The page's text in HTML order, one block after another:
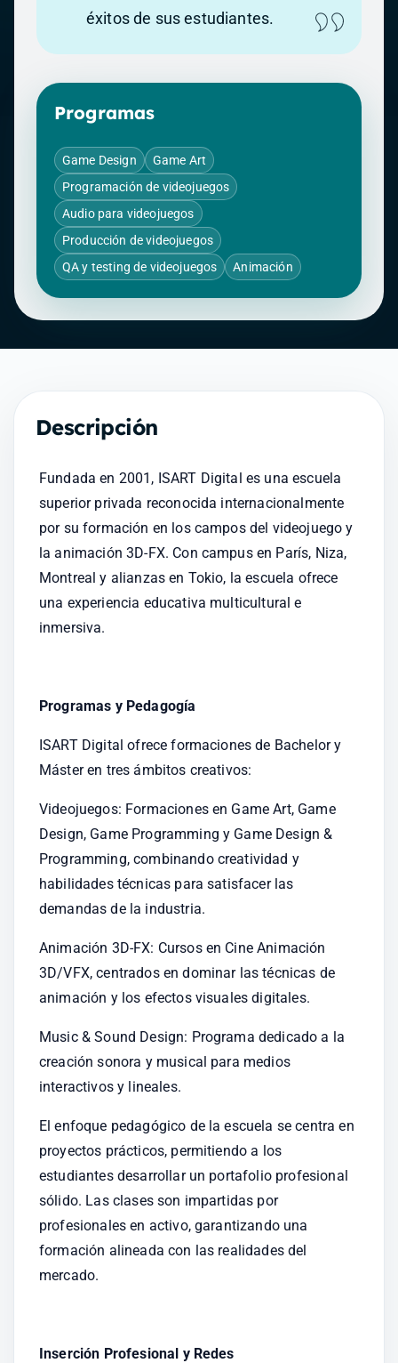
éxitos de sus estudiantes.
Programas
Game Design
Game Art
Programación de videojuegos
Audio para videojuegos
Producción de videojuegos
QA y testing de videojuegos
Animación
Descripción
Fundada en 2001, ISART Digital es una escuela
superior privada reconocida internacionalmente
por su formación en los campos del videojuego y
la animación 3D-FX. Con campus en París, Niza,
Montreal y alianzas en Tokio, la escuela ofrece
una experiencia educativa multicultural e
inmersiva.
Programas y Pedagogía
ISART Digital ofrece formaciones de Bachelor y
Máster en tres ámbitos creativos:
Videojuegos: Formaciones en Game Art, Game
Design, Game Programming y Game Design &
Programming, combinando creatividad y
habilidades técnicas para satisfacer las
demandas de la industria.
Animación 3D-FX: Cursos en Cine Animación
3D/VFX, centrados en dominar las técnicas de
animación y los efectos visuales digitales.
Music & Sound Design: Programa dedicado a la
creación sonora y musical para medios
interactivos y lineales.
El enfoque pedagógico de la escuela se centra en
proyectos prácticos, permitiendo a los
estudiantes desarrollar un portafolio profesional
sólido. Las clases son impartidas por
profesionales en activo, garantizando una
formación alineada con las realidades del
mercado.
Inserción Profesional y Redes